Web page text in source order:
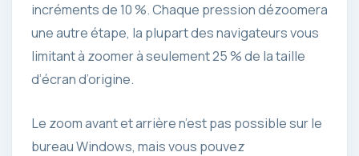
incréments de 10 %. Chaque pression dézoomera
une autre étape, la plupart des navigateurs vous
limitant à zoomer à seulement 25 % de la taille
d’écran d’origine.
Le zoom avant et arrière n’est pas possible sur le
bureau Windows, mais vous pouvez